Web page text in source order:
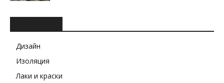
Дизайн
Изоляция
Лаки и краски